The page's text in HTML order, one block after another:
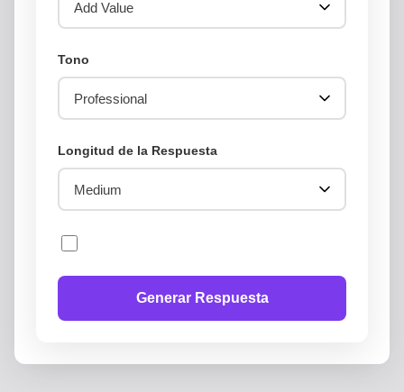
Tono
Longitud de la Respuesta
Generar Respuesta